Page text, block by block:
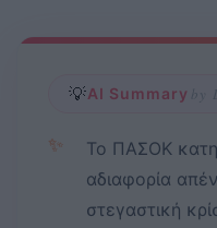
💡AI Summary by
✨
Το ΠΑΣΟΚ
αδιαφορία
στεγαστική